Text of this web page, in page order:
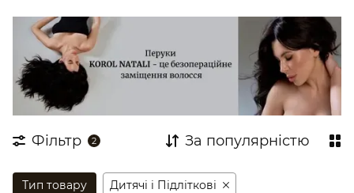
Фільтр 2 За популярністю
Тип товару Дитячі і Підліткові